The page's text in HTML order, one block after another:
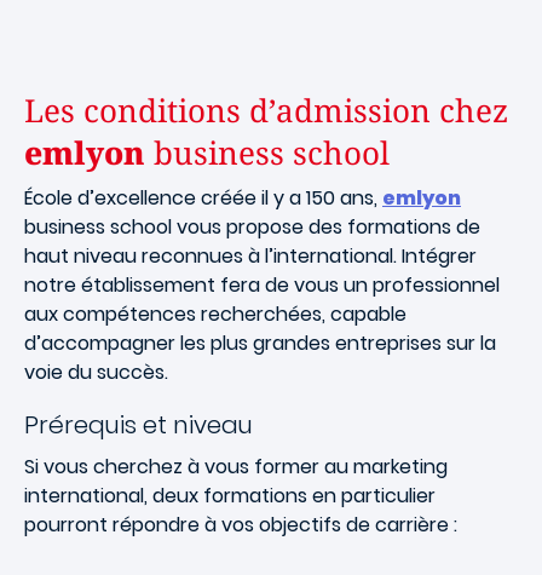
Les conditions d’admission chez
emlyon business school
École d’excellence créée il y a 150 ans, emlyon
business school vous propose des formations de
haut niveau reconnues à l’international. Intégrer
notre établissement fera de vous un professionnel
aux compétences recherchées, capable
d’accompagner les plus grandes entreprises sur la
voie du succès.
Prérequis et niveau
Si vous cherchez à vous former au marketing
international, deux formations en particulier
pourront répondre à vos objectifs de carrière :